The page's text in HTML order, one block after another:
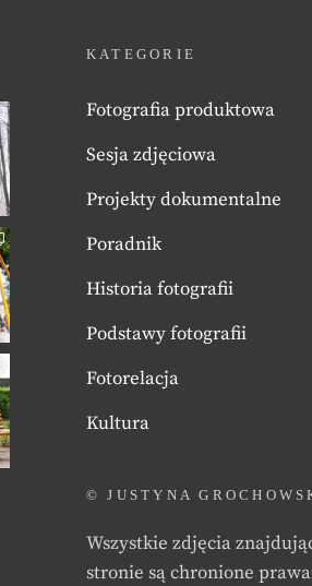
KATEGORIE
Fotografia produktowa
Sesja zdjęciowa
Projekty dokumentalne
Poradnik
Historia fotografii
Podstawy fotografii
Fotorelacja
Kultura
© JUSTYNA
Wszystkie zdjęcia
stronie są chronione